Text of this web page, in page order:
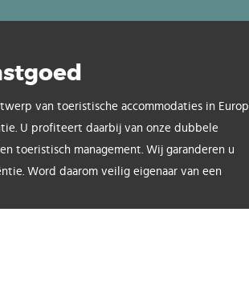
van toeristische accommodaties in
U profiteert daarbij van onze dubbele
toeristisch management. Wij garanderen u
Word daarom veilig eigenaar van een